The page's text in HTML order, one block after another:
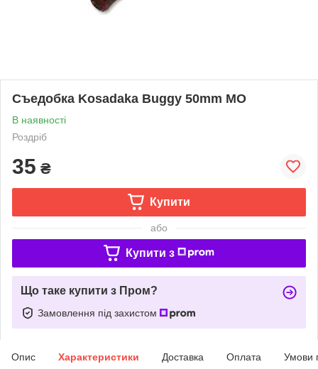
Съедобка Kosadaka Buggy 50mm MO
В наявності
Роздріб
35 ₴
Купити
або
Купити з
Що таке купити з Пром?
Замовлення під захистом
Опис Характеристики Доставка Оплата Умови